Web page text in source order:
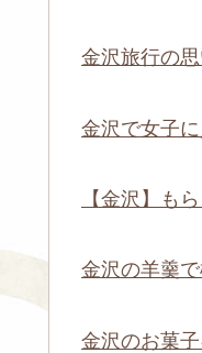
金沢旅行の
金沢で女子
【金沢】も
金沢の羊羹
金沢のお菓